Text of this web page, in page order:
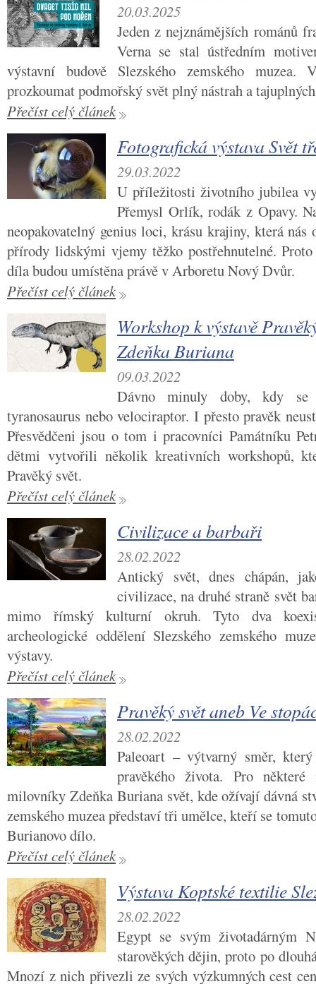
20.03.2025
Jeden z nejznámějších románů
Verna se stal ústředním
výstavní budově Slezského zemského
prozkoumat podmořský svět plný nástrah a
Přečíst celý článek
Fotografická výstava Svět
29.03.2022
U příležitosti životního jubilea
Přemysl Orlík, rodák z Opavy.
neopakovatelný genius loci, krásu krajiny, která
přírody lidskými vjemy těžko postřehnutelné.
díla budou umístěna právě v Arboretu Nový Dvůr.
Přečíst celý článek
Workshop k výstavě
Zdeňka Buriana
09.03.2022
Dávno minuly doby, kdy se
tyranosaurus nebo velociraptor. I přesto pravěk
Přesvědčeni jsou o tom i pracovníci Památníku
dětmi vytvořili několik kreativních workshopů,
Pravěký svět.
Přečíst celý článek
Civilizace a barbaři
28.02.2022
Antický svět, dnes chápán,
civilizace, na druhé straně svět
mimo římský kulturní okruh. Tyto dva
archeologické oddělení Slezského zemského
výstavy.
Přečíst celý článek
Pravěký svět aneb Ve
28.02.2022
Paleoart – výtvarný směr,
pravěkého života. Pro
milovníky Zdeňka Buriana svět, kde ožívají dávná
zemského muzea představí tři umělce, kteří se
Burianovo dílo.
Přečíst celý článek
Výstava Koptské textilie
28.02.2022
Egypt se svým životadárným
starověkých dějin, proto po
Mnozí z nich přivezli ze svých výzkumných cest